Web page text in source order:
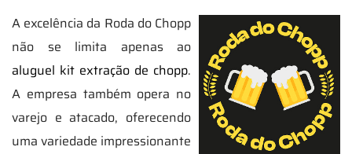
A excelência da Roda do Chopp
não se limita apenas ao
aluguel kit extração de chopp.
A empresa também opera no
varejo e atacado, oferecendo
uma variedade impressionante